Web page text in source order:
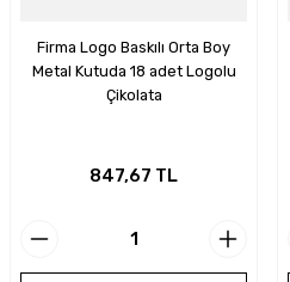
Firma Logo Baskılı Orta Boy
Metal Kutuda 18 adet Logolu
Çikolata
847,67 TL